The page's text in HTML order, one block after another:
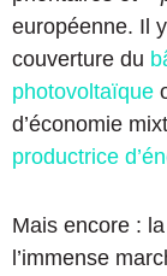
européenne. Il
couverture du
photovoltaïque
d’économie
productrice
Mais encore :
l’immense